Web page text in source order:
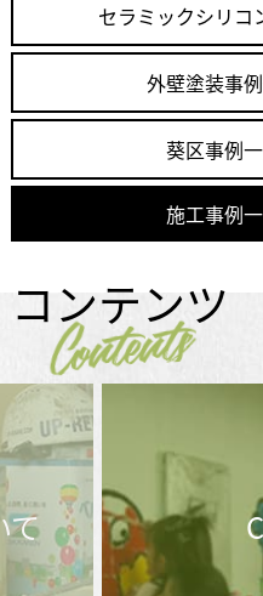
セラミックシリコ
外壁塗装事
葵区事例
施工事例
コンテンツ
Contents